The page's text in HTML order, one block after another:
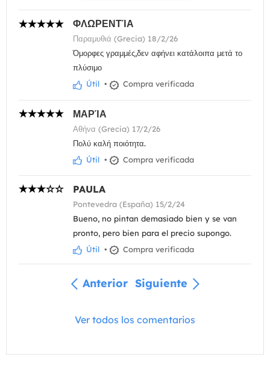
ΦΛΩΡΕΝΤΊΑ
Παραμυθιά (Grecia) 18/2/26
Όμορφες γραμμές,δεν αφήνει κατάλοιπα μετά το
πλύσιμο
Útil • Compra verificada
ΜΑΡΊΑ
Αθήνα (Grecia) 17/2/26
Πολύ καλή ποιότητα.
Útil • Compra verificada
PAULA
Pontevedra (España) 15/2/24
Bueno, no pintan demasiado bien y se van
pronto, pero bien para el precio supongo.
Útil • Compra verificada
Anterior Siguiente
Ver todos los comentarios